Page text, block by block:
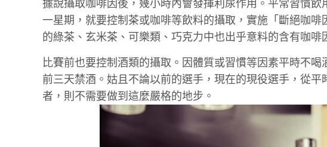
據說攝取咖啡因後，幾小時內會發揮利尿作用。平常習慣
一星期，就要控制茶或咖啡等飲料的攝取，實施「斷絕咖
的綠茶、玄米茶、可樂類、巧克力中也出乎意料的含有咖啡
比賽前也要控制酒類的攝取。因體質或習慣等因素平時不
前三天禁酒。姑且不論以前的選手，現在的現役選手，從
者，則不需要做到這麼嚴格的地步。